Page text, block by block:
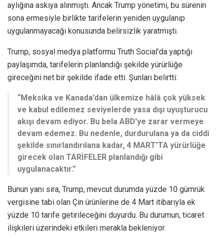
aylığına askıya alınmıştı. Ancak Trump yönetimi, bu sürenin
sona ermesiyle birlikte tarifelerin yeniden uygulanıp
uygulanmayacağı konusunda belirsizlik yaratmıştı.
Trump, sosyal medya platformu Truth Social’da yaptığı
paylaşımda, tarifelerin planlandığı şekilde yürürlüğe
gireceğini net bir şekilde ifade etti. Şunları belirtti:
“Meksika ve Kanada’dan ülkemize hâlâ çok yüksek
ve kabul edilemez seviyelerde yasa dışı uyuşturucu
akışı devam ediyor. Bu bela ABD’ye zarar vermeye
devam edemez. Bu nedenle, durdurulana ya da ciddi
şekilde sınırlandırılana kadar, 4 MART’TA yürürlüğe
girecek olan TARİFELER planlandığı gibi
uygulanacaktır.”
Bunun yanı sıra, Trump, mevcut durumda yüzde 10 gümrük
vergisine tabi olan Çin ürünlerine de 4 Mart itibarıyla ek
yüzde 10 tarife getirileceğini duyurdu. Bu durumun, ticaret
ilişkileri üzerindeki etkileri merakla bekleniyor.